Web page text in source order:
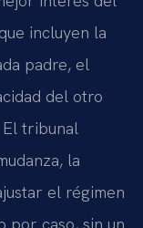
incluyen la
padre, el
del otro
tribunal
la
el régimen